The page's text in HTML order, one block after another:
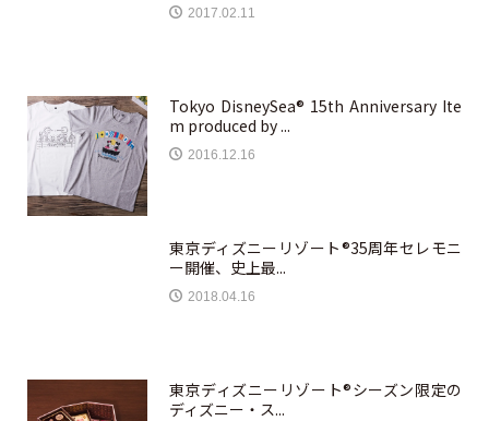
2017.02.11
Tokyo DisneySea® 15th Anniversary Ite
m produced by ...
2016.12.16
東京ディズニーリゾート®35周年セレモニ
ー開催、史上最...
2018.04.16
東京ディズニーリゾート®シーズン限定の
ディズニー・ス...